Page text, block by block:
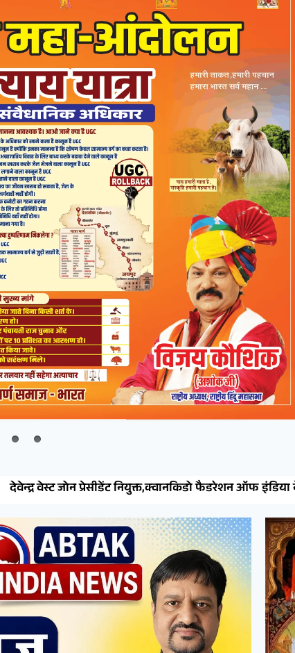
फैडरेशन ऑफ इंडिया ने जारी किया नियुक्ति पत्र